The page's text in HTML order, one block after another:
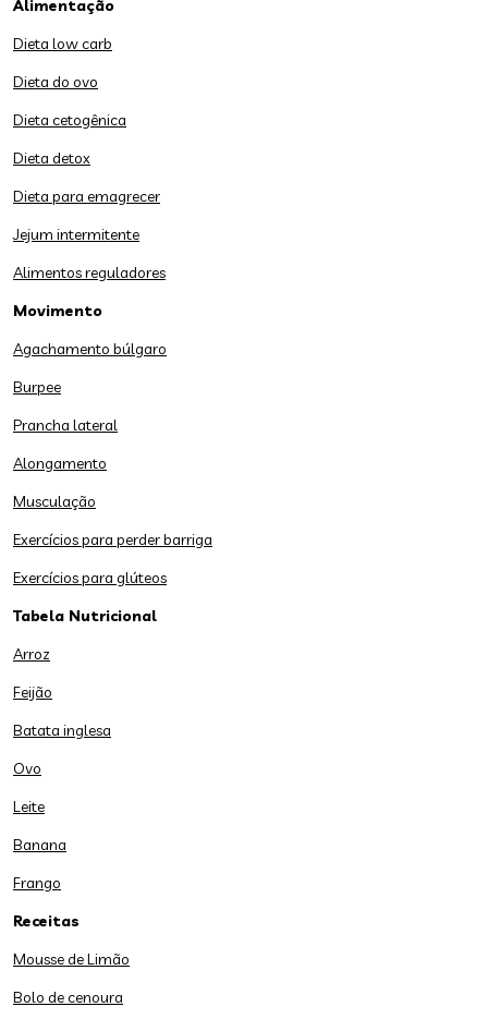
Alimentação
Dieta low carb
Dieta do ovo
Dieta cetogênica
Dieta detox
Dieta para emagrecer
Jejum intermitente
Alimentos reguladores
Movimento
Agachamento búlgaro
Burpee
Prancha lateral
Alongamento
Musculação
Exercícios para perder barriga
Exercícios para glúteos
Tabela Nutricional
Arroz
Feijão
Batata inglesa
Ovo
Leite
Banana
Frango
Receitas
Mousse de Limão
Bolo de cenoura